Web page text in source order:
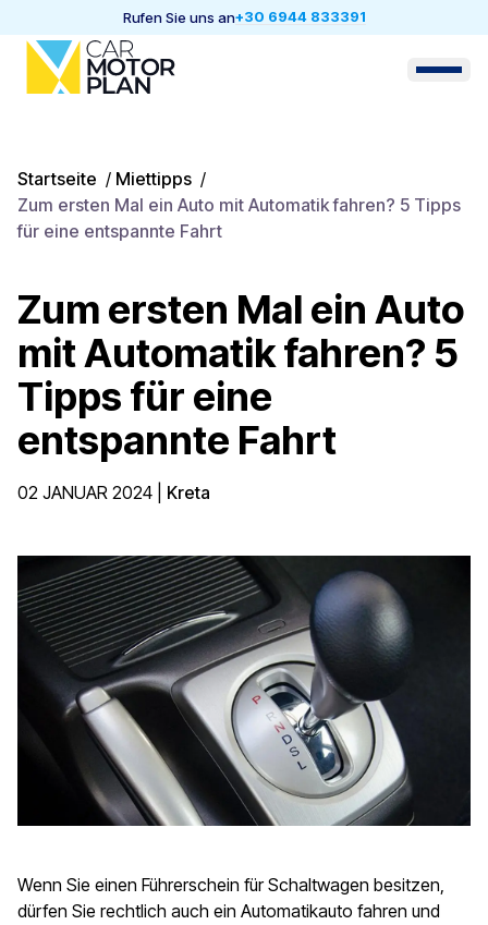
Rufen Sie uns an+30 6944 833391
Startseite / Miettipps /
Zum ersten Mal ein Auto mit Automatik fahren? 5 Tipps
für eine entspannte Fahrt
Zum ersten Mal ein Auto
mit Automatik fahren? 5
Tipps für eine
entspannte Fahrt
02 JANUAR 2024 Kreta
Wenn Sie einen Führerschein für Schaltwagen besitzen,
dürfen Sie rechtlich auch ein Automatikauto fahren und